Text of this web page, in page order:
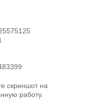
скриншот на
работу.